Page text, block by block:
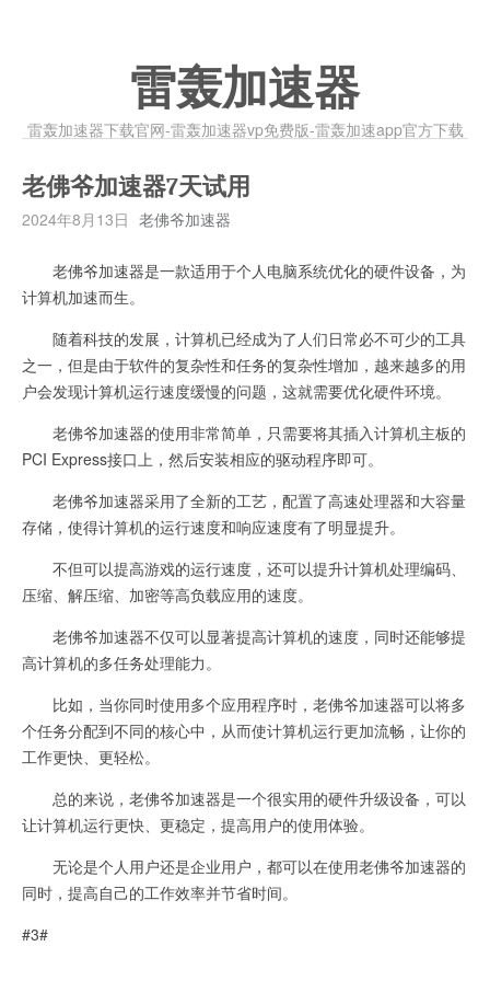
雷轰加速器
雷轰加速器下载官网-雷轰加速器vp免费版-雷轰加速app官方下载
老佛爷加速器7天试用
2024年8月13日 老佛爷加速器
老佛爷加速器是一款适用于个人电脑系统优化的硬件设备，为
计算机加速而生。
随着科技的发展，计算机已经成为了人们日常必不可少的工具
之一，但是由于软件的复杂性和任务的复杂性增加，越来越多的用
户会发现计算机运行速度缓慢的问题，这就需要优化硬件环境。
老佛爷加速器的使用非常简单，只需要将其插入计算机主板的
PCI Express接口上，然后安装相应的驱动程序即可。
老佛爷加速器采用了全新的工艺，配置了高速处理器和大容量
存储，使得计算机的运行速度和响应速度有了明显提升。
不但可以提高游戏的运行速度，还可以提升计算机处理编码、
压缩、解压缩、加密等高负载应用的速度。
老佛爷加速器不仅可以显著提高计算机的速度，同时还能够提
高计算机的多任务处理能力。
比如，当你同时使用多个应用程序时，老佛爷加速器可以将多
个任务分配到不同的核心中，从而使计算机运行更加流畅，让你的
工作更快、更轻松。
总的来说，老佛爷加速器是一个很实用的硬件升级设备，可以
让计算机运行更快、更稳定，提高用户的使用体验。
无论是个人用户还是企业用户，都可以在使用老佛爷加速器的
同时，提高自己的工作效率并节省时间。
#3#